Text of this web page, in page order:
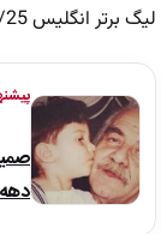
لیگ برتر انگلیس 2024/25
دهه